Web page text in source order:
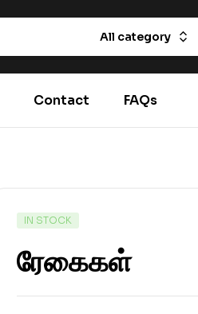
All category
Contact FAQs
IN STOCK
ரேகைகள்